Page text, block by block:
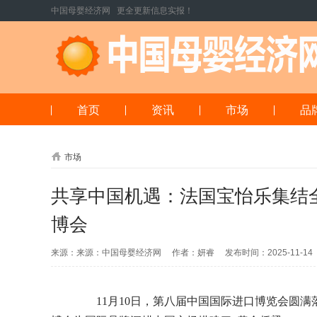
中国母婴经济网 更全更新信息实报！
首页 资讯 市场 品
市场
共享中国机遇：法国宝怡乐集
博会
来源：来源：中国母婴经济网 作者：妍睿 发布时间：2025-11-
11月10日，第八届中国国际进口博览会圆满